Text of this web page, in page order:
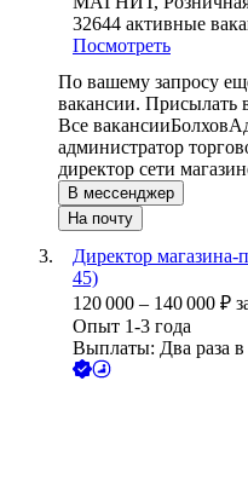
32644 активные
Посмотреть
По вашему запросу
вакансии. Присылать
Все вакансииБолхов
администратор
директор сети
В мессенджер
На почту
Директор магазина-
45)
120 000 – 140 000 ₽
Опыт 1-3 года
Выплаты: Два раза в